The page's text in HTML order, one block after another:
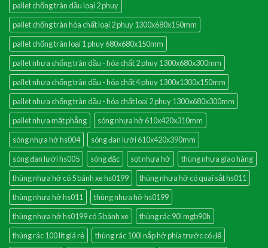
pallet chống tràn dầu loại 2 phuy
pallet chống tràn hóa chất loại 2 phuy 1300x680x150mm
pallet chống tràn loại 1 phuy 680x680x150mm
pallet nhựa chống tràn dầu - hóa chất 2 phuy 1300x680x300mm
pallet nhựa chống tràn dầu - hóa chất 4 phuy 1300x1300x150mm
pallet nhựa chống tràn dầu - hóa chất loại 2 phuy 1300x680x300mm
pallet nhựa mặt phẳng
sóng nhựa hở 610x420x310mm
sóng nhựa hở hs004
sóng đan lưới 610x420x390mm
sóng đan lưới hs005
sóng đặc sọt nhựa hở
thùng nhựa giao hàng
thùng nhựa hở có 5 bánh xe hs0199
thùng nhựa hở có quai sắt hs011
thùng nhựa hở hs011
thùng nhựa hở hs0199
thùng nhựa hở hs0199 có 5 bánh xe
thùng rác 90l mgb90h
thùng rác 100 lít giá rẻ
thùng rác 100l nắp hở phía trước có đế